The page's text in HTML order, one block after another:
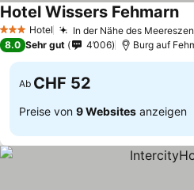
3 SterneHotel In der Nähe des
Hotel Wissers Fehmarn
8.0 Sehr gut 4’006 Burg auf
Ab CHF 52
Preise von 9 Websites anzeigen